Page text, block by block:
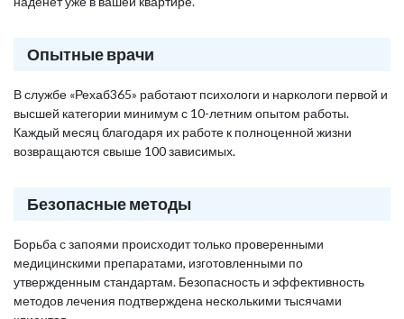
Опытные врачи
В службе «Рехаб365» работают психологи и наркологи первой и
высшей категории минимум с 10-летним опытом работы.
Каждый месяц благодаря их работе к полноценной жизни
возвращаются свыше 100 зависимых.
Безопасные методы
Борьба с запоями происходит только проверенными
медицинскими препаратами, изготовленными по
утвержденным стандартам. Безопасность и эффективность
методов лечения подтверждена несколькими тысячами